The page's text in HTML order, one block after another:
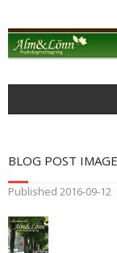
AKTUELLT
BLOG POST
Published 2016-09-12